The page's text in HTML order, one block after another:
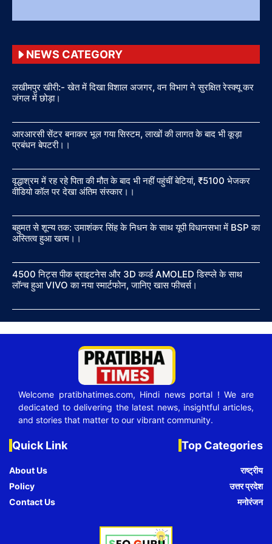
NEWS CATEGORY
लखीमपुर खीरी:- खेत में दिखा विशाल अजगर, वन विभाग ने सुरक्षित रेस्क्यू कर
जंगल में छोड़ा।
आरआरसी सेंटर बनाकर भूल गया सिस्टम, लाखों की लागत के बाद भी कूड़ा
प्रबंधन बेपटरी।।
वृद्धाश्रम में रह रहे पिता की मौत के बाद भी नहीं पहुंचीं बेटियां, ₹5100 भेजकर
वीडियो कॉल पर देखा अंतिम संस्कार।।
बहुमत से शून्य तक: उमाशंकर सिंह के निधन के साथ यूपी विधानसभा में BSP का
अस्तित्व हुआ खत्म।।
4500 निट्स पीक ब्राइटनेस और 3D कर्व्ड AMOLED डिस्प्ले के साथ
लॉन्च हुआ VIVO का नया स्मार्टफोन, जानिए खास फीचर्स।
Welcome pratibhatimes.com, Hindi news portal ! We are
dedicated to delivering the latest news, insightful articles,
and stories that matter to our vibrant community.
Quick Link
About Us
Policy
Contact Us
Top Categories
राष्ट्रीय
उत्तर प्रदेश
मनोरंजन